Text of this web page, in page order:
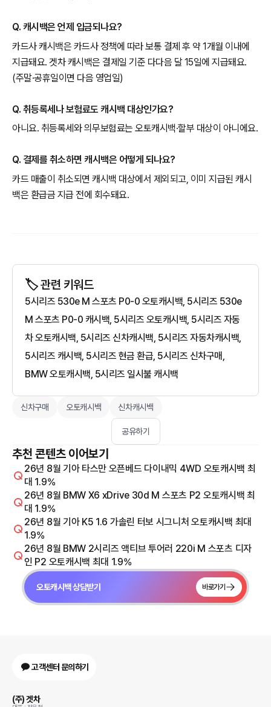
Q. 캐시백은 언제 입금되나요?
카드사 캐시백은 카드사 정책에 따라 보통 결제 후 약 1개월 이내에
지급돼요. 겟차 캐시백은 결제일 기준 다다음 달 15일에 지급돼요.
(주말·공휴일이면 다음 영업일)
Q. 취등록세나 보험료도 캐시백 대상인가요?
아니요. 취등록세와 의무보험료는 오토캐시백·할부 대상이 아니에요.
Q. 결제를 취소하면 캐시백은 어떻게 되나요?
카드 매출이 취소되면 캐시백 대상에서 제외되고, 이미 지급된 캐시
백은 환급금 지급 전에 회수돼요.
🏷️ 관련 키워드
5시리즈 530e M 스포츠 P0-0 오토캐시백, 5시리즈 530e
M 스포츠 P0-0 캐시백, 5시리즈 오토캐시백, 5시리즈 자동
차 오토캐시백, 5시리즈 신차캐시백, 5시리즈 자동차캐시백,
5시리즈 캐시백, 5시리즈 현금 환급, 5시리즈 신차구매,
BMW 오토캐시백, 5시리즈 일시불 캐시백
신차구매 오토캐시백 신차캐시백
공유하기
추천 콘텐츠 이어보기
26년 8월 기아 타스만 오픈베드 다이내믹 4WD 오토캐시백 최
대 1.9%
26년 8월 BMW X6 xDrive 30d M 스포츠 P2 오토캐시백 최
대 1.9%
26년 8월 기아 K5 1.6 가솔린 터보 시그니처 오토캐시백 최대
1.9%
26년 8월 BMW 2시리즈 액티브 투어러 220i M 스포츠 디자
인 P2 오토캐시백 최대 1.9%
오토캐시백 상담받기 바로가기
고객센터 문의하기
(주) 겟차